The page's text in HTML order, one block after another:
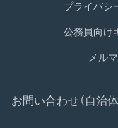
プライバシ
公務員向け
メル
お問い合わせ（自治